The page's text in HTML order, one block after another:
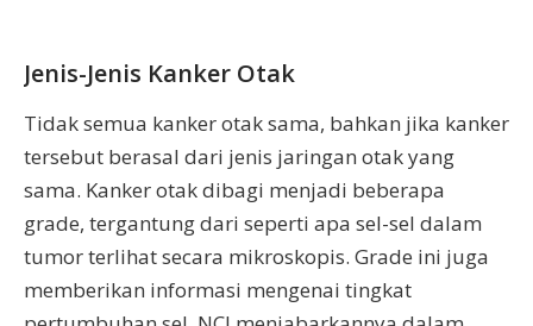
Jenis-Jenis Kanker Otak
Tidak semua kanker otak sama, bahkan jika kanker
tersebut berasal dari jenis jaringan otak yang
sama. Kanker otak dibagi menjadi beberapa
grade, tergantung dari seperti apa sel-sel dalam
tumor terlihat secara mikroskopis. Grade ini juga
memberikan informasi mengenai tingkat